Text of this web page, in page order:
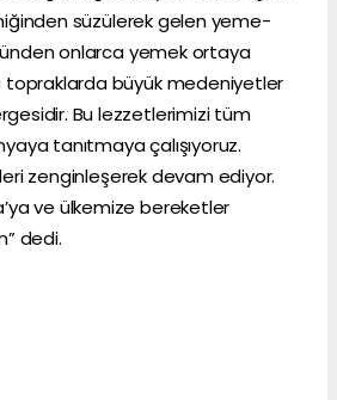
süzülerek gelen yeme-
onlarca yemek ortaya
topraklarda büyük medeniyetler
Bu lezzetlerimizi tüm
tanıtmaya çalışıyoruz.
zenginleşerek devam ediyor.
ve ülkemize bereketler
dedi.